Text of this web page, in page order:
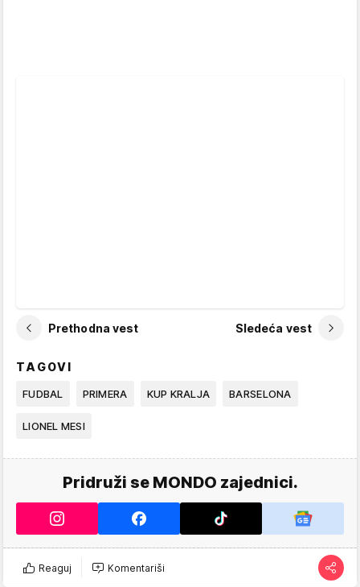
Prethodna vest Sledeća vest
TAGOVI
FUDBAL PRIMERA KUP KRALJA BARSELONA
LIONEL MESI
Pridruži se MONDO zajednici.
Reaguj Komentariši